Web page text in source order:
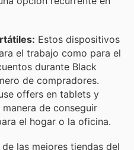
Estos dispositivos
el trabajo como para el
durante Black
de compradores.
offers en tablets y
de conseguir
el hogar o la oficina.
las mejores tiendas del